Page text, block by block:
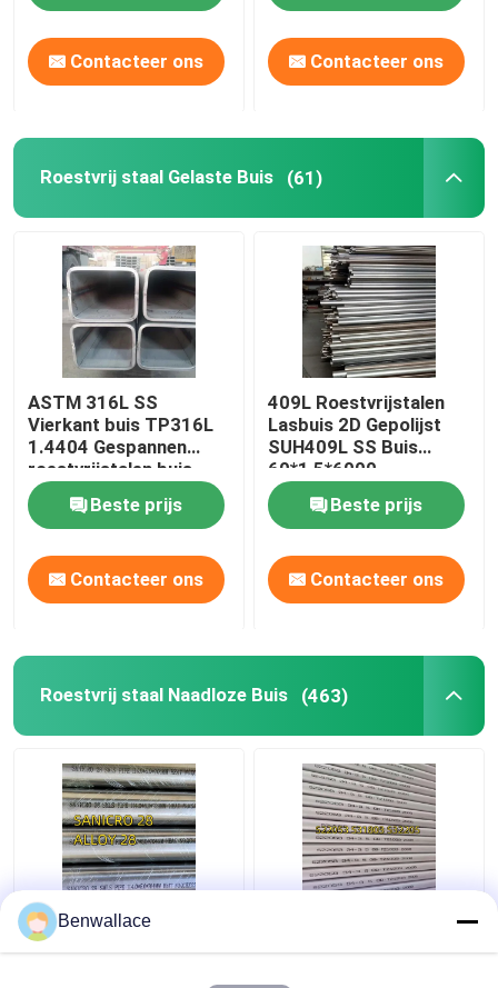
Contacteer ons Contacteer ons
Roestvrij staal Gelaste Buis (61)
ASTM 316L SS
Vierkant buis TP316L
1.4404 Gespannen
roestvrijstalen buis
200*200*6MM
Beste prijs
Contacteer ons
409L Roestvrijstalen
Lasbuis 2D Gepolijst
SUH409L SS Buis
60*1,5*6000
Autoonderdelen
Beste prijs
Contacteer ons
Roestvrij staal Naadloze Buis (463)
ASTM B709/W. Nr.
1.4563/Alloy 28 Nikkel
Benwallace